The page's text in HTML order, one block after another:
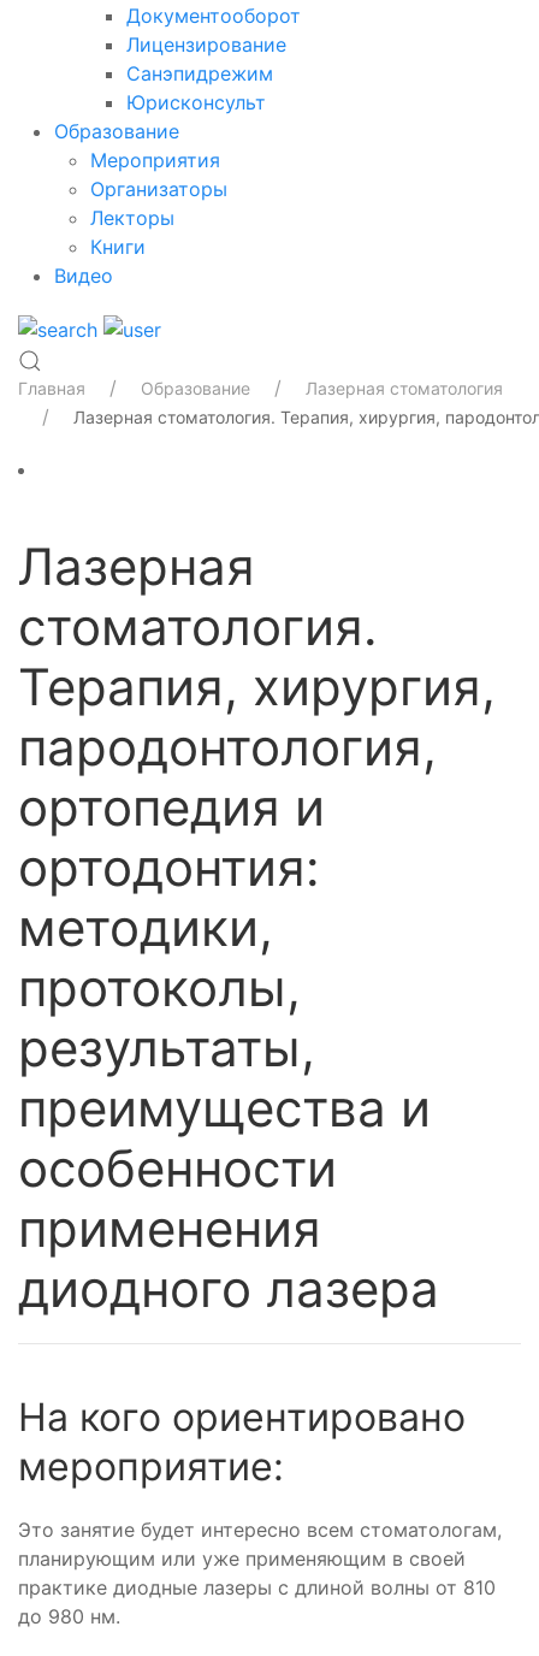
Документооборот
Лицензирование
Санэпидрежим
Юрисконсульт
Образование
Мероприятия
Организаторы
Лекторы
Книги
Видео
Главная Образование
Лазерная стоматология
Лазерная стоматология. Терапия, хирургия,
Лазерная
стоматология.
Терапия, хирургия,
пародонтология,
ортопедия и
ортодонтия:
методики,
протоколы,
результаты,
преимущества и
особенности
применения
диодного лазера
На кого ориентировано
мероприятие:
Это занятие будет интересно всем стоматологам,
планирующим или уже применяющим в своей
практике диодные лазеры с длиной волны от 810
до 980 нм.